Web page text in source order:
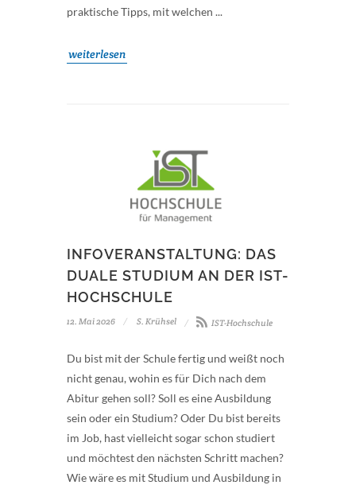
praktische Tipps, mit welchen ...
weiterlesen
INFOVERANSTALTUNG: DAS
DUALE STUDIUM AN DER IST-
HOCHSCHULE
12. Mai 2026 S. Krühsel IST-Hochschule
Du bist mit der Schule fertig und weißt noch
nicht genau, wohin es für Dich nach dem
Abitur gehen soll? Soll es eine Ausbildung
sein oder ein Studium? Oder Du bist bereits
im Job, hast vielleicht sogar schon studiert
und möchtest den nächsten Schritt machen?
Wie wäre es mit Studium und Ausbildung in